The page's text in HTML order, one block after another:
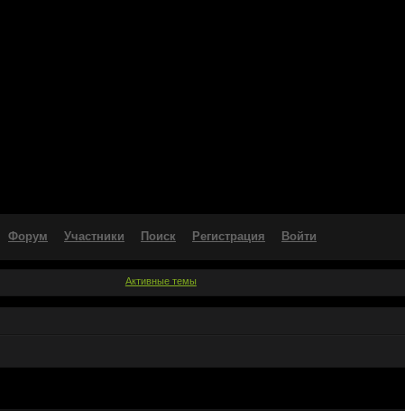
Форум Участники Поиск Регистрация Войти
Активные темы